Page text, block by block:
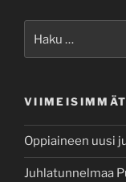
Oppiaineen uusi
Juhlatunnelmaa